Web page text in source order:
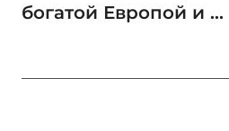
богатой Европой и ...